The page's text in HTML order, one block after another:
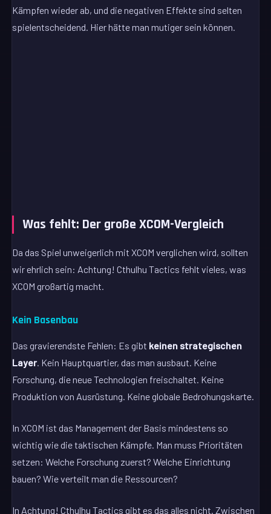
Kämpfen wieder ab, und die negativen Effekte sind selten
spielentscheidend. Hier hätte man mutiger sein können.
Was fehlt: Der große XCOM-Vergleich
Da das Spiel unweigerlich mit XCOM verglichen wird, sollten
wir ehrlich sein: Achtung! Cthulhu Tactics fehlt vieles, was
XCOM großartig macht.
Kein Basenbau
Das gravierendste Fehlen: Es gibt keinen strategischen
Layer. Kein Hauptquartier, das man ausbaut. Keine
Forschung, die neue Technologien freischaltet. Keine
Produktion von Ausrüstung. Keine globale Bedrohungskarte.
In XCOM ist das Management der Basis mindestens so
wichtig wie die taktischen Kämpfe. Man muss Prioritäten
setzen: Welche Forschung zuerst? Welche Einrichtung
bauen? Wie verteilt man die Ressourcen?
In Achtung! Cthulhu Tactics gibt es das alles nicht. Zwischen